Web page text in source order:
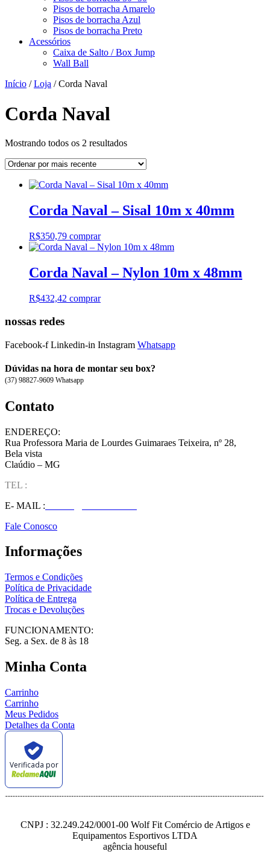
Pisos de borracha Amarelo
Pisos de borracha Azul
Pisos de borracha Preto
Acessórios
Caixa de Salto / Box Jump
Wall Ball
Início /Loja / Corda Naval
Corda Naval
Mostrando todos os 2 resultadosClassificado
mais
Corda Naval – Sisal 10m x 40mm
R$350,79 comprar
Corda Naval – Nylon 10m x 48mm
R$432,42 comprar
nossas redes
Facebook-f Linkedin-in Instagram Whatsapp
Dúvidas na hora de montar seu box?
(37) 98827-9609 Whatsapp
Contato
ENDEREÇO:
Rua Professora Maria de Lourdes Guimaraes Teixeira, nº 28,
Bela vista
Claúdio – MG
TEL :
E- MAIL :
Fale Conosco
Informações
Termos e Condições
Política de Privacidade
Política de Entrega
Trocas e Devoluções
FUNCIONAMENTO:
Seg. a Sex. de 8 às 18
Minha Conta
Carrinho
Carrinho
Meus Pedidos
Detalhes da Conta
Verificada por
CNPJ : 32.249.242/0001-00 Wolf Fit Comércio de Artigos e
Equipamentos Esportivos LTDA
agência houseful